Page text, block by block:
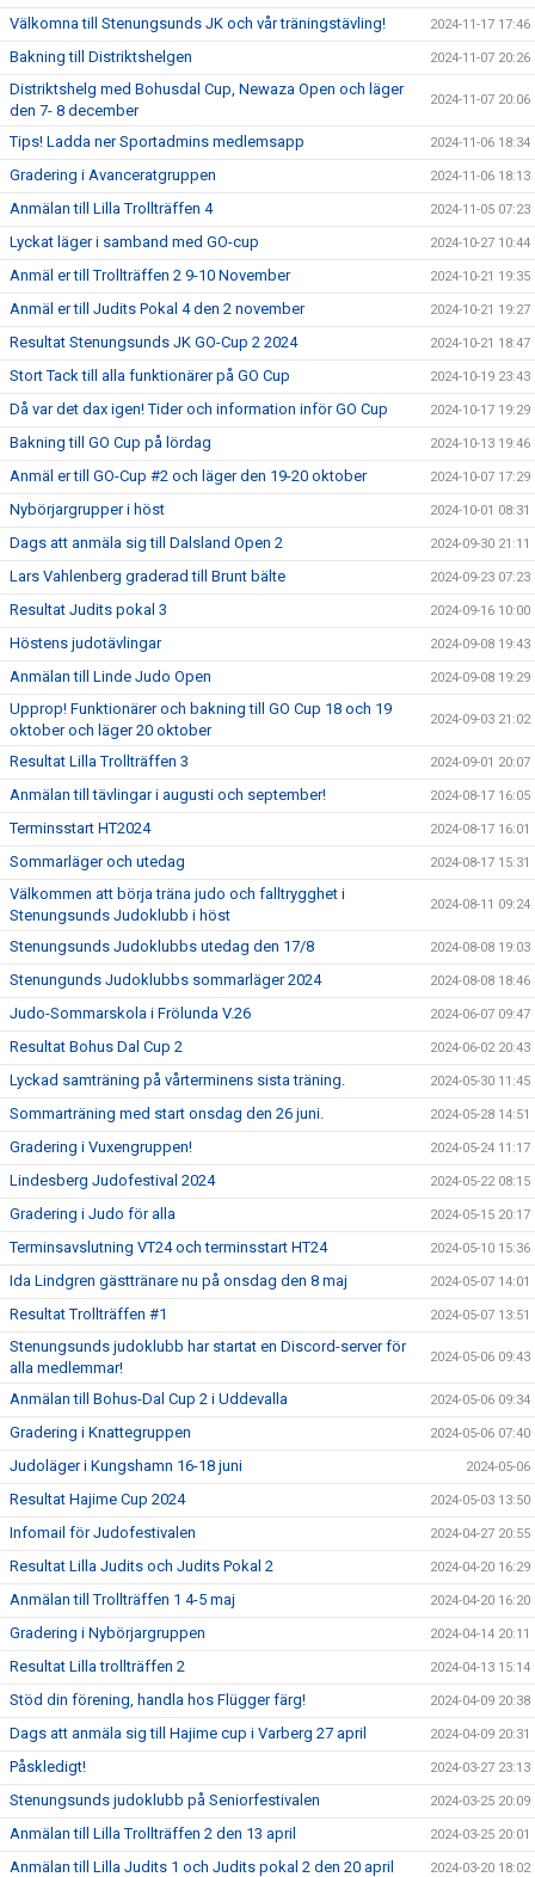
Välkomna till Stenungsunds JK och vår träningstävling! 2024-11-17 17:46
Bakning till Distriktshelgen 2024-11-07 20:26
Distriktshelg med Bohusdal Cup, Newaza Open och läger
den 7- 8 december
2024-11-07 20:06
Tips! Ladda ner Sportadmins medlemsapp 2024-11-06 18:34
Gradering i Avanceratgruppen 2024-11-06 18:13
Anmälan till Lilla Trollträffen 4 2024-11-05 07:23
Lyckat läger i samband med GO-cup 2024-10-27 10:44
Anmäl er till Trollträffen 2 9-10 November 2024-10-21 19:35
Anmäl er till Judits Pokal 4 den 2 november 2024-10-21 19:27
Resultat Stenungsunds JK GO-Cup 2 2024 2024-10-21 18:47
Stort Tack till alla funktionärer på GO Cup 2024-10-19 23:43
Då var det dax igen! Tider och information inför GO Cup 2024-10-17 19:29
Bakning till GO Cup på lördag 2024-10-13 19:46
Anmäl er till GO-Cup #2 och läger den 19-20 oktober 2024-10-07 17:29
Nybörjargrupper i höst 2024-10-01 08:31
Dags att anmäla sig till Dalsland Open 2 2024-09-30 21:11
Lars Vahlenberg graderad till Brunt bälte 2024-09-23 07:23
Resultat Judits pokal 3 2024-09-16 10:00
Höstens judotävlingar 2024-09-08 19:43
Anmälan till Linde Judo Open 2024-09-08 19:29
Upprop! Funktionärer och bakning till GO Cup 18 och 19
oktober och läger 20 oktober
2024-09-03 21:02
Resultat Lilla Trollträffen 3 2024-09-01 20:07
Anmälan till tävlingar i augusti och september! 2024-08-17 16:05
Terminsstart HT2024 2024-08-17 16:01
Sommarläger och utedag 2024-08-17 15:31
Välkommen att börja träna judo och falltrygghet i
Stenungsunds Judoklubb i höst
2024-08-11 09:24
Stenungsunds Judoklubbs utedag den 17/8 2024-08-08 19:03
Stenungunds Judoklubbs sommarläger 2024 2024-08-08 18:46
Judo-Sommarskola i Frölunda V.26 2024-06-07 09:47
Resultat Bohus Dal Cup 2 2024-06-02 20:43
Lyckad samträning på vårterminens sista träning. 2024-05-30 11:45
Sommarträning med start onsdag den 26 juni. 2024-05-28 14:51
Gradering i Vuxengruppen! 2024-05-24 11:17
Lindesberg Judofestival 2024 2024-05-22 08:15
Gradering i Judo för alla 2024-05-15 20:17
Terminsavslutning VT24 och terminsstart HT24 2024-05-10 15:36
Ida Lindgren gästtränare nu på onsdag den 8 maj 2024-05-07 14:01
Resultat Trollträffen #1 2024-05-07 13:51
Stenungsunds judoklubb har startat en Discord-server för
alla medlemmar!
2024-05-06 09:43
Anmälan till Bohus-Dal Cup 2 i Uddevalla 2024-05-06 09:34
Gradering i Knattegruppen 2024-05-06 07:40
Judoläger i Kungshamn 16-18 juni 2024-05-06
Resultat Hajime Cup 2024 2024-05-03 13:50
Infomail för Judofestivalen 2024-04-27 20:55
Resultat Lilla Judits och Judits Pokal 2 2024-04-20 16:29
Anmälan till Trollträffen 1 4-5 maj 2024-04-20 16:20
Gradering i Nybörjargruppen 2024-04-14 20:11
Resultat Lilla trollträffen 2 2024-04-13 15:14
Stöd din förening, handla hos Flügger färg! 2024-04-09 20:38
Dags att anmäla sig till Hajime cup i Varberg 27 april 2024-04-09 20:31
Påskledigt! 2024-03-27 23:13
Stenungsunds judoklubb på Seniorfestivalen 2024-03-25 20:09
Anmälan till Lilla Trollträffen 2 den 13 april 2024-03-25 20:01
Anmälan till Lilla Judits 1 och Judits pokal 2 den 20 april 2024-03-20 18:02